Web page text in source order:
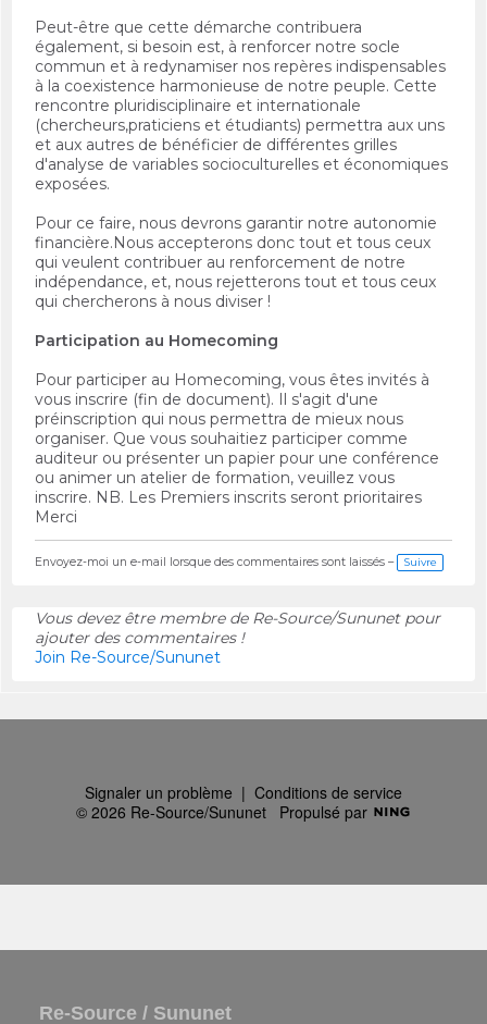
Peut-être que cette démarche contribuera
également, si besoin est, à renforcer notre socle
commun et à redynamiser nos repères indispensables
à la coexistence harmonieuse de notre peuple. Cette
rencontre pluridisciplinaire et internationale
(chercheurs,praticiens et étudiants) permettra aux uns
et aux autres de bénéficier de différentes grilles
d'analyse de variables socioculturelles et économiques
exposées.
Pour ce faire, nous devrons garantir notre autonomie
financière.Nous accepterons donc tout et tous ceux
qui veulent contribuer au renforcement de notre
indépendance, et, nous rejetterons tout et tous ceux
qui chercherons à nous diviser !
Participation au Homecoming
Pour participer au Homecoming, vous êtes invités à
vous inscrire (fin de document). Il s'agit d'une
préinscription qui nous permettra de mieux nous
organiser. Que vous souhaitiez participer comme
auditeur ou présenter un papier pour une conférence
ou animer un atelier de formation, veuillez vous
inscrire. NB. Les Premiers inscrits seront prioritaires
Merci
Envoyez-moi un e-mail lorsque des commentaires sont laissés – Suivre
Vous devez être membre de Re-Source/Sununet pour
ajouter des commentaires !
Join Re-Source/Sununet
Signaler un problème | Conditions de service
© 2026 Re-Source/Sununet Propulsé par
Re-Source / Sununet